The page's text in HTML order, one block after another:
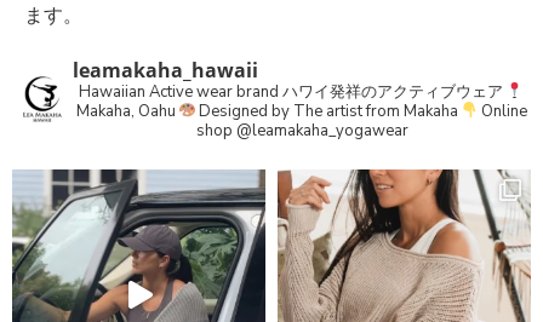
ます。
leamakaha_hawaii
Hawaiian Active wear brand ハワイ発祥のアクティブウェア
Makaha, Oahu
Designed by The artist from Makaha
Online
shop @leamakaha_yogawear